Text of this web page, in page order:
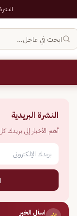
ابحث في عاجل…
النشرة البريدية
أهم الأخبار إلى بريدك
اسأل الخبر